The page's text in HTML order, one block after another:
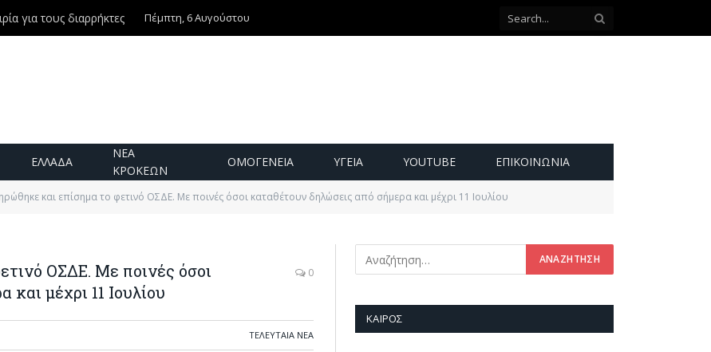
για τους διαρρήκτες Πέμπτη, 6 Αυγούστου
ΕΛΛΑΔΑ
ΝΕΑ
ΚΡΟΚΕΩΝ
ΟΜΟΓΕΝΕΙΑ ΥΓΕΙΑ YOUTUBE ΕΠΙΚΟΙΝΩΝΊΑ
και επίσημα το φετινό ΟΣΔΕ. Με ποινές όσοι καταθέτουν δηλώσεις από σήμερα και μέχρι 11 Ιουλίου
ΟΣΔΕ. Με ποινές όσοι
μέχρι 11 Ιουλίου
0
ΤΕΛΕΥΤΑΙΑ ΝΕΑ
ΚΑΙΡΌΣ